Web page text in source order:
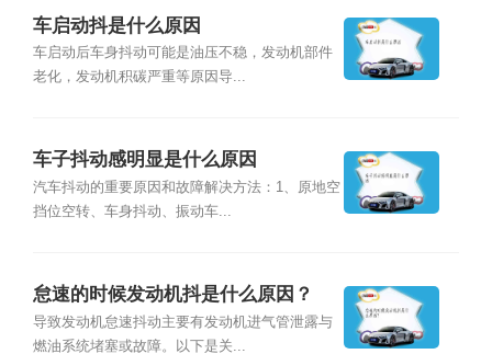
车启动抖是什么原因
车启动后车身抖动可能是油压不稳，发动机部件
老化，发动机积碳严重等原因导...
车子抖动感明显是什么原因
汽车抖动的重要原因和故障解决方法：1、原地空
挡位空转、车身抖动、振动车...
怠速的时候发动机抖是什么原因？
导致发动机怠速抖动主要有发动机进气管泄露与
燃油系统堵塞或故障。以下是关...